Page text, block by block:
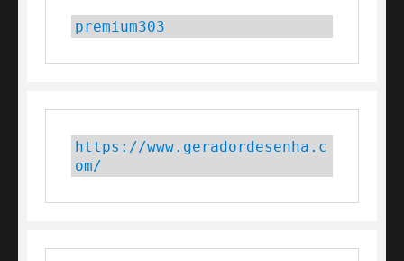
premium303
https://www.geradordesenha.c
om/